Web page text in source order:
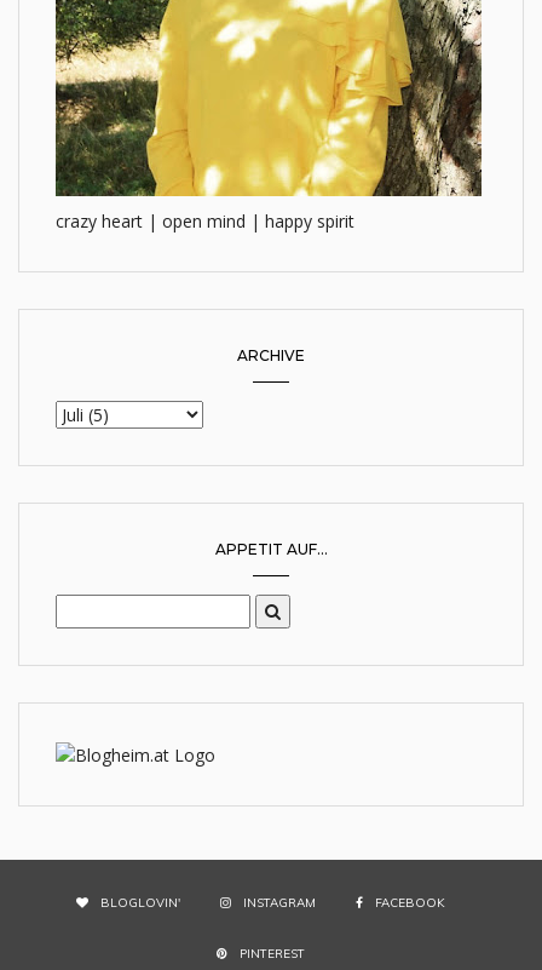
crazy heart | open mind | happy spirit
ARCHIVE
APPETIT AUF...
BLOGLOVIN' INSTAGRAM FACEBOOK
PINTEREST